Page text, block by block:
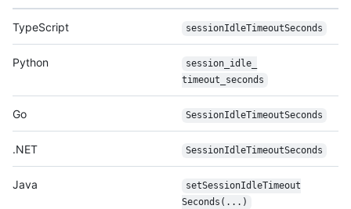
TypeScript sessionIdleTimeoutSeconds
Python
session_idle_
timeout_seconds
Go SessionIdleTimeoutSeconds
.NET SessionIdleTimeoutSeconds
Java setSessionIdleTimeout
Seconds(...)